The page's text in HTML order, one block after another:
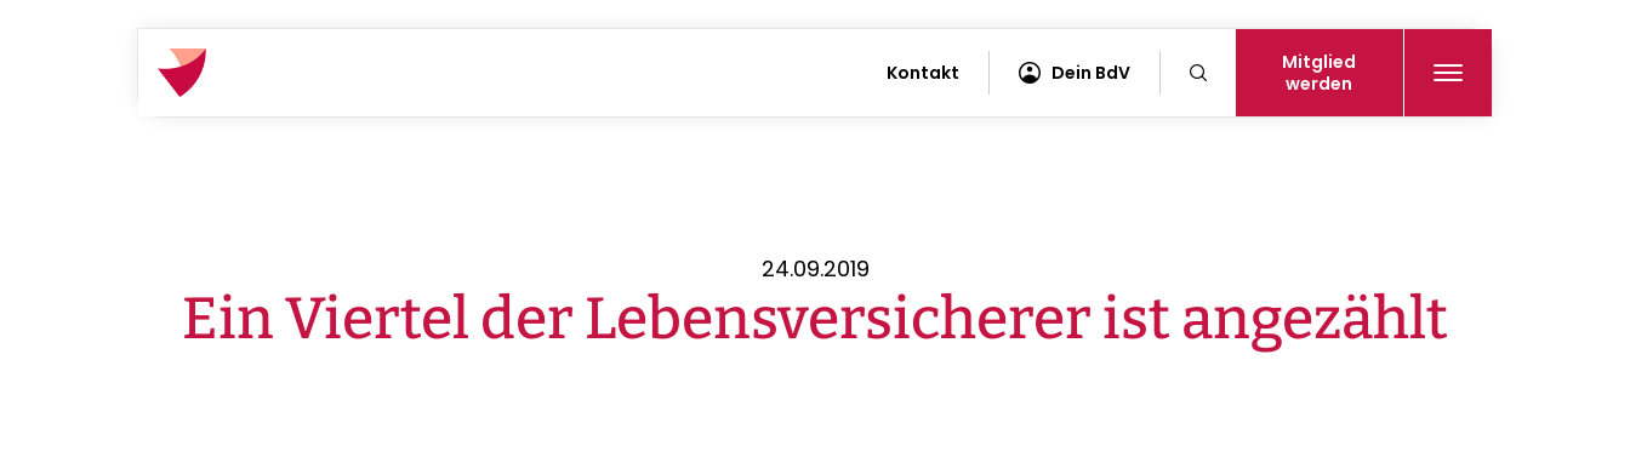
Kontakt Dein BdV
Mitglied
werden
Startseite
24.09.2019
Ein Viertel der Lebensversicherer ist angezählt